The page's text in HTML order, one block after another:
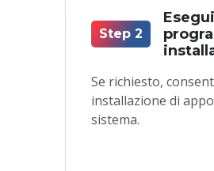
Step 2
Se richiesto,
installazione di
sistema.